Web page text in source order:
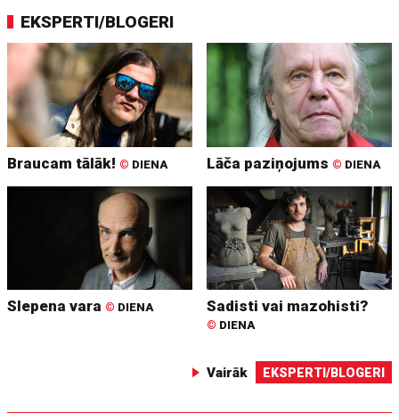
EKSPERTI/BLOGERI
Braucam tālāk! © DIENA Lāča paziņojums © DIENA
Slepena vara © DIENA Sadisti vai mazohisti?
© DIENA
Vairāk EKSPERTI/BLOGERI